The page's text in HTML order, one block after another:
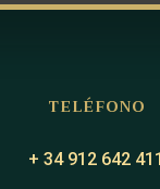
TELÉFONO
+ 34 912 642 411